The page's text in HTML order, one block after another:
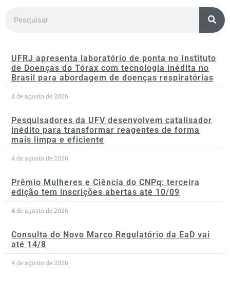
UFRJ apresenta laboratório de ponta no Instituto
de Doenças do Tórax com tecnologia inédita no
Brasil para abordagem de doenças respiratórias
4 de agosto de 2026
Pesquisadores da UFV desenvolvem catalisador
inédito para transformar reagentes de forma
mais limpa e eficiente
4 de agosto de 2026
Prêmio Mulheres e Ciência do CNPq: terceira
edição tem inscrições abertas até 10/09
4 de agosto de 2026
Consulta do Novo Marco Regulatório da EaD vai
até 14/8
4 de agosto de 2026